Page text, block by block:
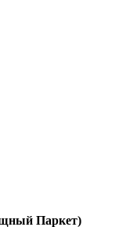
Паркет)